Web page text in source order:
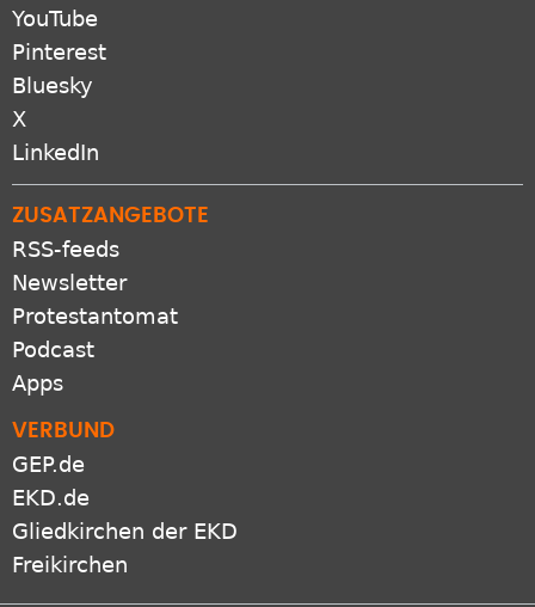
YouTube
Pinterest
Bluesky
X
LinkedIn
ZUSATZANGEBOTE
RSS-feeds
Newsletter
Protestantomat
Podcast
Apps
VERBUND
GEP.de
EKD.de
Gliedkirchen der EKD
Freikirchen